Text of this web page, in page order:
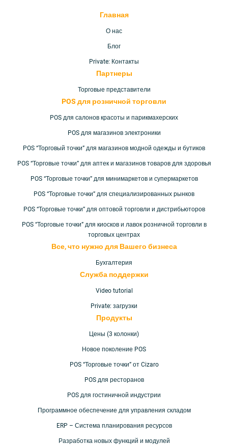
Главная
О нас
Блог
Private: Контакты
Партнеры
Торговые представители
POS для розничной торговли
POS для салонов красоты и парикмахерских
POS для магазинов электроники
POS “Торговый точки” для магазинов модной одежды и бутиков
POS “Торговые точки” для аптек и магазинов товаров для здоровья
POS “Торговые точки” для минимаркетов и супермаркетов
POS “Торговые точки” для специализированных рынков
POS “Торговые точки” для оптовой торговли и дистрибьюторов
POS “Торговые точки” для киосков и лавок розничной торговли в
торговых центрах
Все, что нужно для Вашего бизнеса
Бухгалтерия
Служба поддержки
Video tutorial
Private: загрузки
Продукты
Цены (3 колонки)
Новое поколение POS
POS “Торговые точки” от Cizaro
POS для ресторанов
POS для гостиничной индустрии
Программное обеспечение для управления складом
ERP – Система планирования ресурсов
Разработка новых функций и модулей